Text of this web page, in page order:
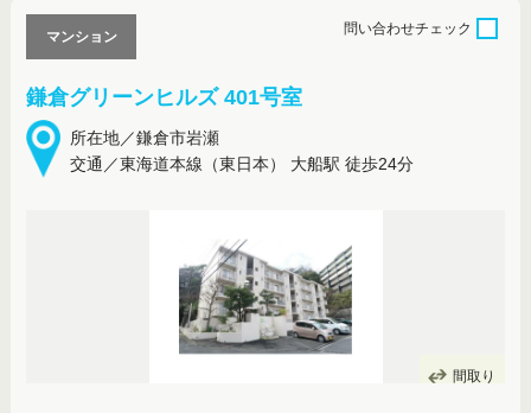
鎌倉グリーンヒルズ 401号室
所在地／鎌倉市岩瀬
交通／東海道本線（東日本） 大船駅 徒歩24分
マンション
問い合わせチェック
間取り